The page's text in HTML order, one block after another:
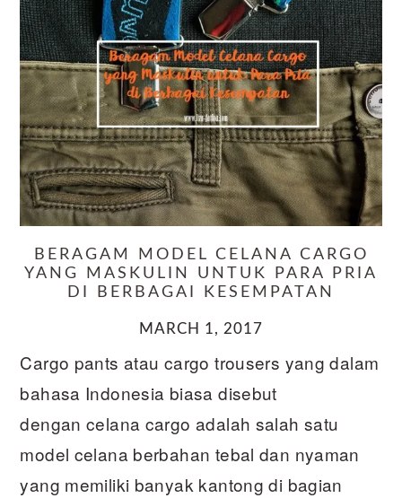
BERAGAM MODEL CELANA CARGO
YANG MASKULIN UNTUK PARA PRIA
DI BERBAGAI KESEMPATAN
MARCH 1, 2017
Cargo pants atau cargo trousers yang dalam
bahasa Indonesia biasa disebut
dengan celana cargo adalah salah satu
model celana berbahan tebal dan nyaman
yang memiliki banyak kantong di bagian